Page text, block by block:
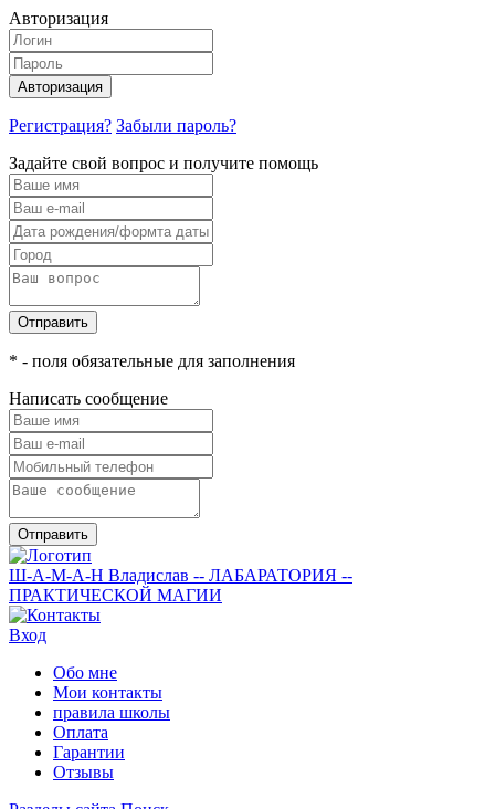
Авторизация
Авторизация
Регистрация? Забыли пароль?
Задайте свой вопрос и получите помощь
Отправить
* - поля обязательные для заполнения
Написать сообщение
Отправить
Ш-А-М-А-Н Владислав -- ЛАБАРАТОРИЯ --
ПРАКТИЧЕСКОЙ МАГИИ
Вход
Обо мне
Мои контакты
правила школы
Оплата
Гарантии
Отзывы